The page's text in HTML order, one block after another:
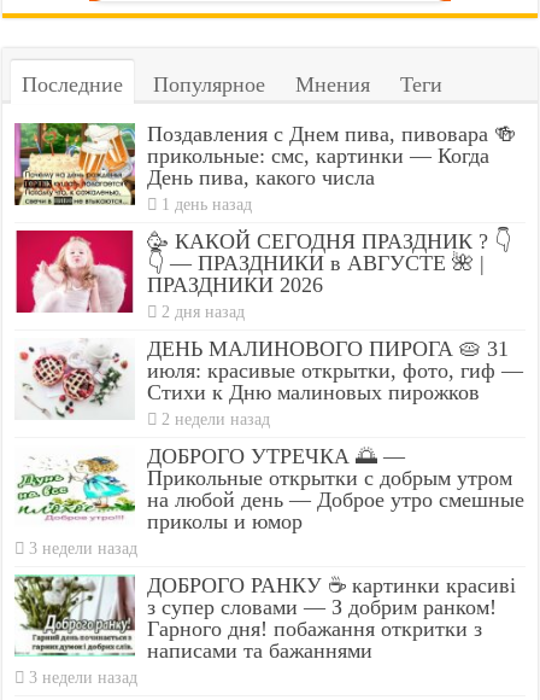
Последние Популярное Мнения Теги
Поздавления с Днем пива, пивовара 🍻
прикольные: смс, картинки — Когда
День пива, какого числа
1 день назад
🥳 КАКОЙ СЕГОДНЯ ПРАЗДНИК ? 👇
👇 — ПРАЗДНИКИ в АВГУСТЕ 🌺 |
ПРАЗДНИКИ 2026
2 дня назад
ДЕНЬ МАЛИНОВОГО ПИРОГА 🥧 31
июля: красивые открытки, фото, гиф —
Стихи к Дню малиновых пирожков
2 недели назад
ДОБРОГО УТРЕЧКА 🌅 —
Прикольные открытки с добрым утром
на любой день — Доброе утро смешные
приколы и юмор
3 недели назад
ДОБРОГО РАНКУ ☕ картинки красиві
з супер словами — З добрим ранком!
Гарного дня! побажання откритки з
написами та бажаннями
3 недели назад